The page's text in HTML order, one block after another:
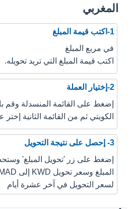
المغربي
1-اكتب قيمة المبلغ
في مربع المبلغ
اكتب قيمة المبلغ التي تريد تحويله.
2-إختيار العملة
إضغط على القائمة المنسدلة وقم
الكويتي ثم من القائمة الثانية
3- إحصل على نتيجة التحويل
إضغط على زر 'تحويل المبلغ'
لسعر التحويل في آخر عشرة أيام